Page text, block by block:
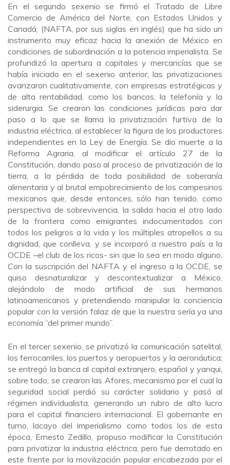
En el segundo sexenio se firmó el Tratado de Libre
Comercio de América del Norte, con Estados Unidos y
Canadá, (NAFTA, por sus siglas en inglés) que ha sido un
instrumento muy eficaz hacia la anexión de México en
condiciones de subordinación a la potencia imperialista. Se
profundizó la apertura a capitales y mercancías que se
había iniciado en el sexenio anterior; las privatizaciones
avanzaron cualitativamente, con empresas estratégicas y
de alta rentabilidad, como los bancos, la telefonía y la
siderurgia. Se crearon las condiciones jurídicas para dar
paso a lo que se llama la privatización furtiva de la
industria eléctrica, al establecer la figura de los productores
independientes en la Ley de Energía.Se dio muerte a la
Reforma Agraria, al modificar el artículo 27 de la
Constitución, dando paso al proceso de privatización de la
tierra, a la pérdida de toda posibilidad de soberanía
alimentaria y al brutal empobrecimiento de los campesinos
mexicanos que, desde entonces, sólo han tenido, como
perspectiva de sobrevivencia, la salida hacia el otro lado
de la frontera como emigrantes indocumentados con
todos los peligros a la vida y los múltiples atropellos a su
dignidad, que conlleva, y se incorporó a nuestro país a la
OCDE –el club de los ricos- sin que lo sea en modo alguno.
Con la suscripción del NAFTA y el ingreso a la OCDE, se
quiso desnaturalizar y descontextualizar a México,
alejándolo de modo artificial de sus hermanos
latinoamericanos y pretendiendo manipular la conciencia
popular con la versión falaz de que la nuestra sería ya una
economía “del primer mundo”.
En el tercer sexenio, se privatizó la comunicación satelital,
los ferrocarriles, los puertos y aeropuertos y la aeronáutica;
se entregó la banca al capital extranjero, español y yanqui,
sobre todo; se crearon las Afores, mecanismo por el cual la
seguridad social perdió su carácter solidario y pasó al
régimen individualista, generando un rubro de alto lucro
para el capital financiero internacional. El gobernante en
turno, lacayo del imperialismo como todos los de esta
época, Ernesto Zedillo, propuso modificar la Constitución
para privatizar la industria eléctrica, pero fue derrotado en
este frente por la movilización popular encabezada por el